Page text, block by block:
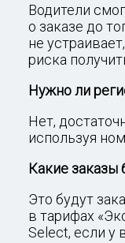
Водители
о заказе до
не
риска
Нужно ли
Нет,
используя
Какие заказы
Это будут
в тарифах
Select, если у